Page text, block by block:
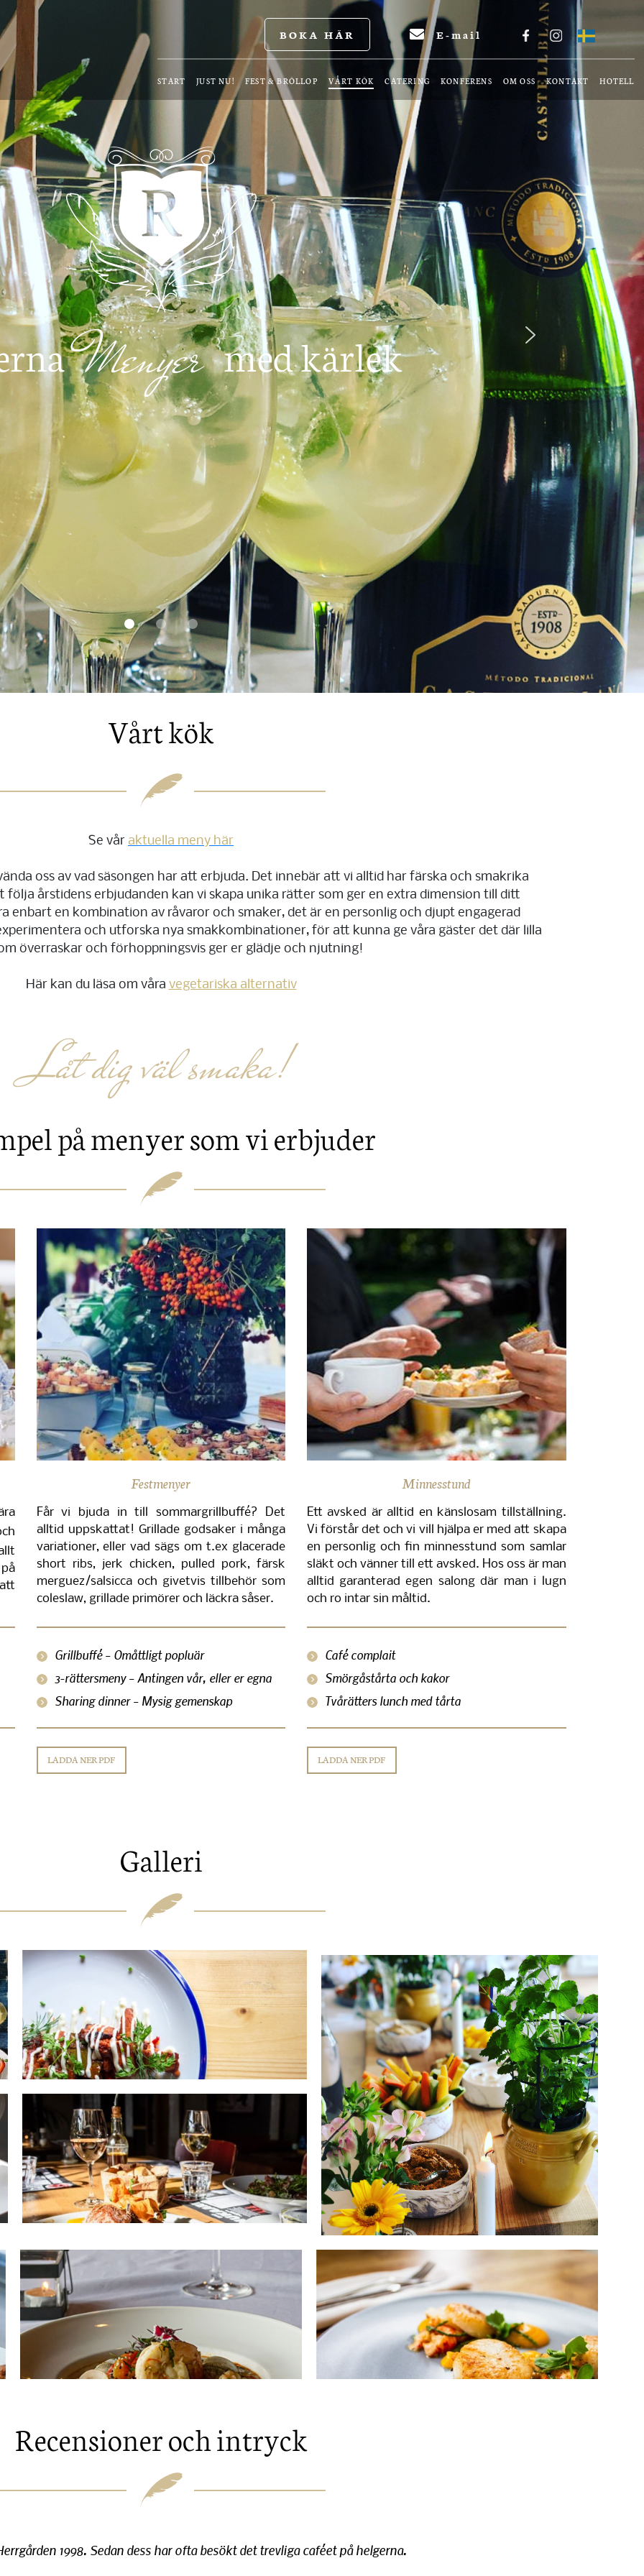
BOKA HÄR E-mail
START JUST NU! FEST & BRÖLLOP VÅRT KÖK CATERING KONFERENS OM OSS KONTAKT HOTELL
Menyer med kärlek
Vårt kök
Se vår aktuella meny här
oss av vad säsongen har att erbjuda. Det innebär att vi alltid har färska och smakrika
årstidens erbjudanden kan vi skapa unika rätter som ger en extra dimension till ditt
enbart en kombination av råvaror och smaker, det är en personlig och djupt engagerad
och utforska nya smakkombinationer, för att kunna ge våra gäster det där lilla
överraskar och förhoppningsvis ger er glädje och njutning!
Här kan du läsa om våra vegetariska alternativ
Låt dig väl smaka!
på menyer som vi erbjuder
Festmenyer
Får vi bjuda in till sommargrillbuffé? Det
alltid uppskattat! Grillade godsaker i många
variationer, eller vad sägs om t.ex glacerade
short ribs, jerk chicken, pulled pork, färsk
merguez/salsicca och givetvis tillbehör som
coleslaw, grillade primörer och läckra såser.
Minnesstund
Ett avsked är alltid en känslosam tillställning.
Vi förstår det och vi vill hjälpa er med att skapa
en personlig och fin minnesstund som samlar
släkt och vänner till ett avsked. Hos oss är man
alltid garanterad egen salong där man i lugn
och ro intar sin måltid.
Grillbuffé – Omåttligt popluär
3-rättersmeny – Antingen vår, eller er egna
Sharing dinner – Mysig gemenskap
Café complait
Smörgåstårta och kakor
Tvårätters lunch med tårta
LADDA NER PDF LADDA NER PDF
Galleri
Recensioner och intryck
1998. Sedan dess har ofta besökt det trevliga caféet på helgerna.